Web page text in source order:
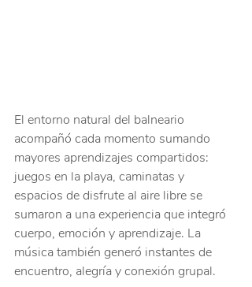
El entorno natural del balneario
acompañó cada momento sumando
mayores aprendizajes compartidos:
juegos en la playa, caminatas y
espacios de disfrute al aire libre se
sumaron a una experiencia que integró
cuerpo, emoción y aprendizaje. La
música también generó instantes de
encuentro, alegría y conexión grupal.